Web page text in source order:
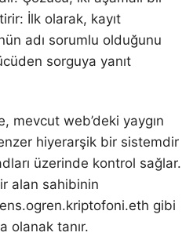
İlk olarak, kayıt
adı sorumlu olduğunu
sorguya yanıt
mevcut web’deki yaygın
hiyerarşik bir sistemdir
üzerinde kontrol sağlar.
alan sahibinin
gibi
olanak tanır.